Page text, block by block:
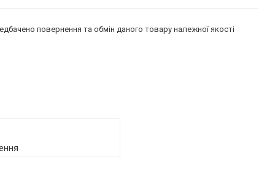
повернення та обмін даного товару належної якості